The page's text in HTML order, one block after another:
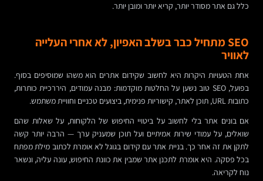
כלל גם אתר מסודר יותר, קריא יותר ומובן יותר.
SEO מתחיל כבר בשלב האפיון, לא אחרי העלייה
לאוויר
אחת הטעויות היקרות היא לחשוב שקידום אתרים הוא משהו שמוסיפים בסוף.
בפועל, SEO טוב נשען על החלטות מוקדמות: מבנה עמודים, היררכיית כותרות,
כתובות URL, תוכן לאתר, קישוריות פנימית, ביצועים טכניים וחוויית משתמש.
אם בונים אתר בלי לחשוב על ביטויי החיפוש של הלקוחות, על שאלות שהם
שואלים, על עמודי שירות אמיתיים ועל תוכן שמעניק ערך — הרבה יותר קשה
לתקן את זה אחר כך. בניית אתר עם קידום בגוגל לא אומרת לכתוב מילת מפתח
בכל פסקה. היא אומרת לתכנן אתר שמבין את כוונת החיפוש, עונה עליה, ונשאר
נוח לקריאה.